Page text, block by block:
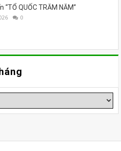
“TỔ QUỐC TRĂM NĂM”
0